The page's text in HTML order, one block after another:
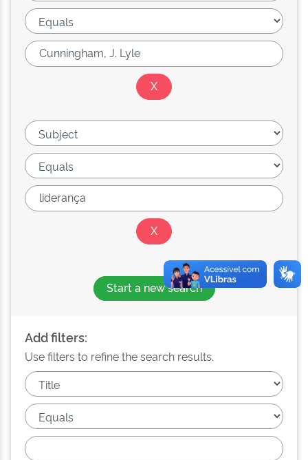
Start a new search
Add filters:
Use filters to refine the search results.